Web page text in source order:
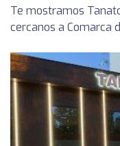
Te mostramos
cercanos a Comarca